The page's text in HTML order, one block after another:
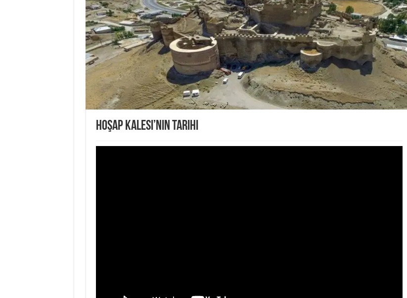
Hoşap Kalesi’nin Tarihi